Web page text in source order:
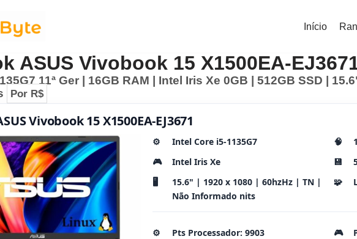
Início
ASUS Vivobook 15 X1500EA-
11ª Ger | 16GB RAM | Intel Iris Xe 0GB | 512GB SSD |
Por R$
Vivobook 15 X1500EA-EJ3671
⚙️ Intel Core i5-1135G7 🧠
🎮
Intel Iris Xe 💾
🖥️
15.6" | 1920 x 1080 | 60hzHz | TN |
Não Informado nits
🧩
⚙️ Pts Processador: 9903 🎮